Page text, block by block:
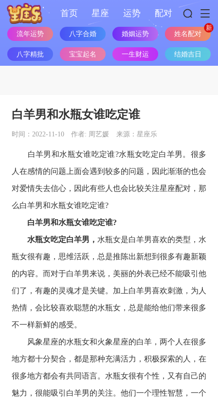
首页 星座 运势 配对
流年运势 八字合婚 婚姻运势 姓名配对
八字精批 宝宝起名 一生财运 结婚吉日
白羊男和水瓶女谁吃定谁
时间：2022-11-10 作者: 周艺媛 来源：星座乐
白羊男和水瓶女谁吃定谁?水瓶女吃定白羊男。 很多
人在感情的问题上面会遇到较多的问题，因此渐渐的也会
对爱情失去信心，因此有些人也会比较关注星座配对，那
么白羊男和水瓶女谁吃定谁?
白羊男和水瓶女谁吃定谁?
水瓶女吃定白羊男， 水瓶女是白羊男喜欢的类型，水
瓶女很有趣，思维活跃，总是推陈出新想到很多有趣新颖
的内容。而对于白羊男来说，美丽的外表已经不能吸引他
们了，有趣的灵魂才是关键。加上白羊男喜欢刺激，为人
热情，会比较喜欢聪慧的水瓶女，总是能给他们带来很多
不一样新鲜的感受。
风象星座的水瓶女和火象星座的白羊，两个人在很多
地方都十分契合，都是那种充满活力，积极探索的人，在
很多地方都会有共同语言。水瓶女很有个性，又有自己的
魅力，很能吸引白羊男的关注。他们一个理性智慧，一个